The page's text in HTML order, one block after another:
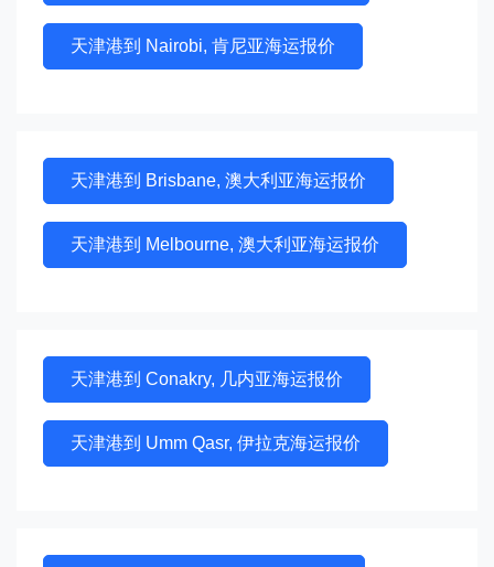
天津港到 Nairobi, 肯尼亚海运报价
天津港到 Brisbane, 澳大利亚海运报价
天津港到 Melbourne, 澳大利亚海运报价
天津港到 Conakry, 几内亚海运报价
天津港到 Umm Qasr, 伊拉克海运报价